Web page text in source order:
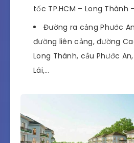
tốc TP.HCM – Long Thành
Đường ra cảng Phước
đường liên cảng, đường
Long Thành, cầu Phước
Lái,…